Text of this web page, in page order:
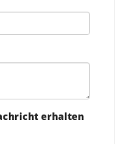
erhalten